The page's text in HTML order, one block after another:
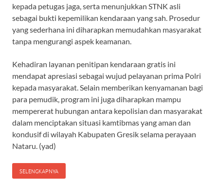
kepada petugas jaga, serta menunjukkan STNK asli
sebagai bukti kepemilikan kendaraan yang sah. Prosedur
yang sederhana ini diharapkan memudahkan masyarakat
tanpa mengurangi aspek keamanan.
Kehadiran layanan penitipan kendaraan gratis ini
mendapat apresiasi sebagai wujud pelayanan prima Polri
kepada masyarakat. Selain memberikan kenyamanan bagi
para pemudik, program ini juga diharapkan mampu
mempererat hubungan antara kepolisian dan masyarakat
dalam menciptakan situasi kamtibmas yang aman dan
kondusif di wilayah Kabupaten Gresik selama perayaan
Nataru. (yad)
SELENGKAPNYA